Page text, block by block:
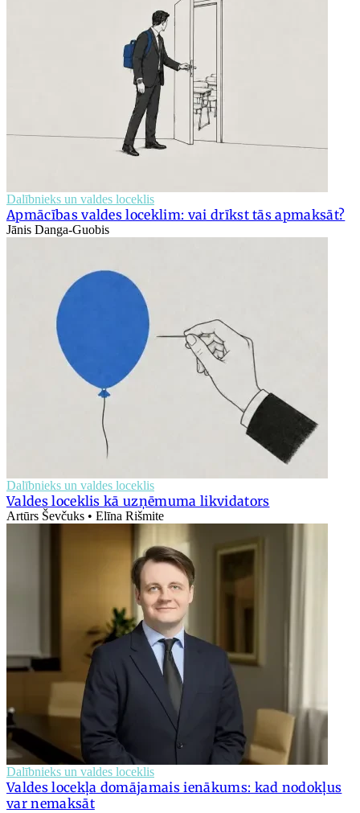
Dalībnieks un valdes loceklis
Apmācības valdes loceklim: vai drīkst tās apmaksāt?
Jānis Danga-Guobis
Dalībnieks un valdes loceklis
Valdes loceklis kā uzņēmuma likvidators
Artūrs Ševčuks • Elīna Rišmite
Dalībnieks un valdes loceklis
Valdes locekļa domājamais ienākums: kad nodokļus
var nemaksāt